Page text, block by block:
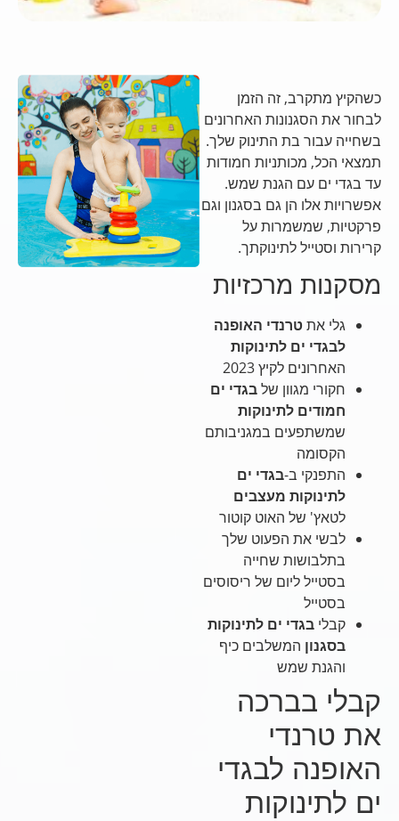
כשהקיץ מתקרב, זה הזמן
לבחור את הסגנונות האחרונים
בשחייה עבור בת התינוק שלך.
תמצאי הכל, מכותניות חמודות
עד בגדי ים עם הגנת שמש.
אפשרויות אלו הן גם בסגנון וגם
פרקטיות, שמשמרות על
קרירות וסטייל לתינוקתך.
מסקנות מרכזיות
גלי אתטרנדי האופנה
לבגדי ים לתינוקות
האחרונים לקיץ 2023
חקורי מגוון שלבגדי ים
חמודים לתינוקות
שמשתפעים במגניבותם
הקסומה
התפנקי ב-בגדי ים
לתינוקות מעצבים
לטאץ' של האוט קוטור
לבשי את הפעוט שלך
בתלבושות שחייה
בסטייל ליום של ריסוסים
בסטייל
קבליבגדי ים לתינוקות
בסגנוןהמשלבים כיף
והגנת שמש
קבלי בברכה
את טרנדי
האופנה לבגדי
ים לתינוקות